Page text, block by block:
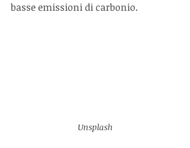
basse emissioni di carbonio.
Unsplash